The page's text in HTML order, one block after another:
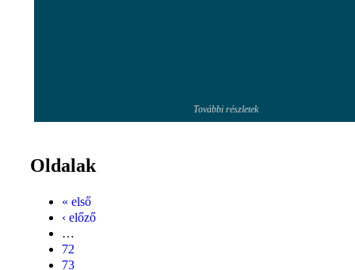
További részletek
Oldalak
« első
‹ előző
…
72
73